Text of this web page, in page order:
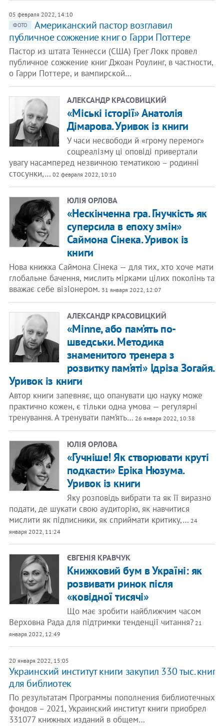
05 февраля 2022, 14:10
ФОТО
Американский пастор возглавил
публичное сожжение книг о Гарри Поттере
Пастор из штата Теннесси (США) Грег Локк провел
публичное сожжение книг Джоан Роулинг, в частности,
о Гарри Поттере, и вампирской…
АЛЕКСАНДР КРАСОВИЦКИЙ
«Міські історії» Анатолія
Дімарова. Уривок із книги
У часи несвободи й «грому перемог»
соцреалізму ці оповіді привертали
увагу насамперед незвичною тематикою – родинні
стосунки,… 02 февраля 2022, 10:10
ЮЛІЯ ОРЛОВА
«Нескінченна гра. Гнучкість як
суперсила в епоху змін»
Саймона Сінека. Уривок із
книги
Нова книжка Саймона Сінека — для тих, хто хоче мати
глобальне бачення, мислить мірками цілих поколінь та
вважає себе візіонером. 31 января 2022, 12:07
АЛЕКСАНДР КРАСОВИЦКИЙ
«Minne, або пам’ять по-
шведськи. Методика
знаменитого тренера з
розвитку пам’яті» Ідріза Зогайя.
Уривок із книги
Автор книги запевняє, що опанувати цю науку може
практично кожен, є тільки одна умова — регулярні
тренування. А тренувати пам’ять… 26 января 2022, 10:38
ЮЛІЯ ОРЛОВА
«Гучніше! Як створювати круті
подкасти» Еріка Нюзума.
Уривок із книги
Яку розповідь вибрати та як її виразно
подати, де шукати свою аудиторію, як навчитися
мислити як підписники, як сприймати критику,… 24
января 2022, 11:24
ЄВГЕНІЯ КРАВЧУК
Книжковий бум в Україні: як
розвивати ринок після
«ковідної тисячі»
Що має зробити найближчим часом
Верховна Рада для підтримки тенденції читання?21
января 2022, 12:49
20 января 2022, 15:05
Украинский институт книги закупил 330 тыс. книг
для библиотек
По результатам Программы пополнения библиотечных
фондов – 2021, Украинский институт книги приобрел
331077 книжных изданий в общем…